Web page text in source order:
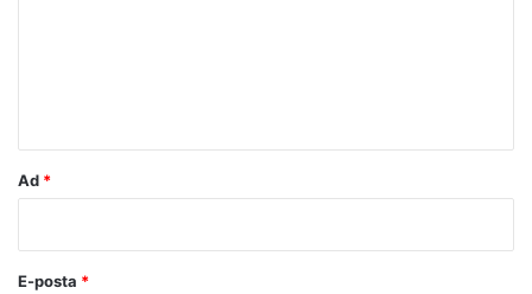
Ad *
E-posta *